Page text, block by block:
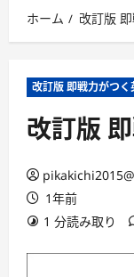
メ
ニ
ー
ホーム 改訂版
改訂版 即戦力がつく
改訂版
1年前
1 分読み取り